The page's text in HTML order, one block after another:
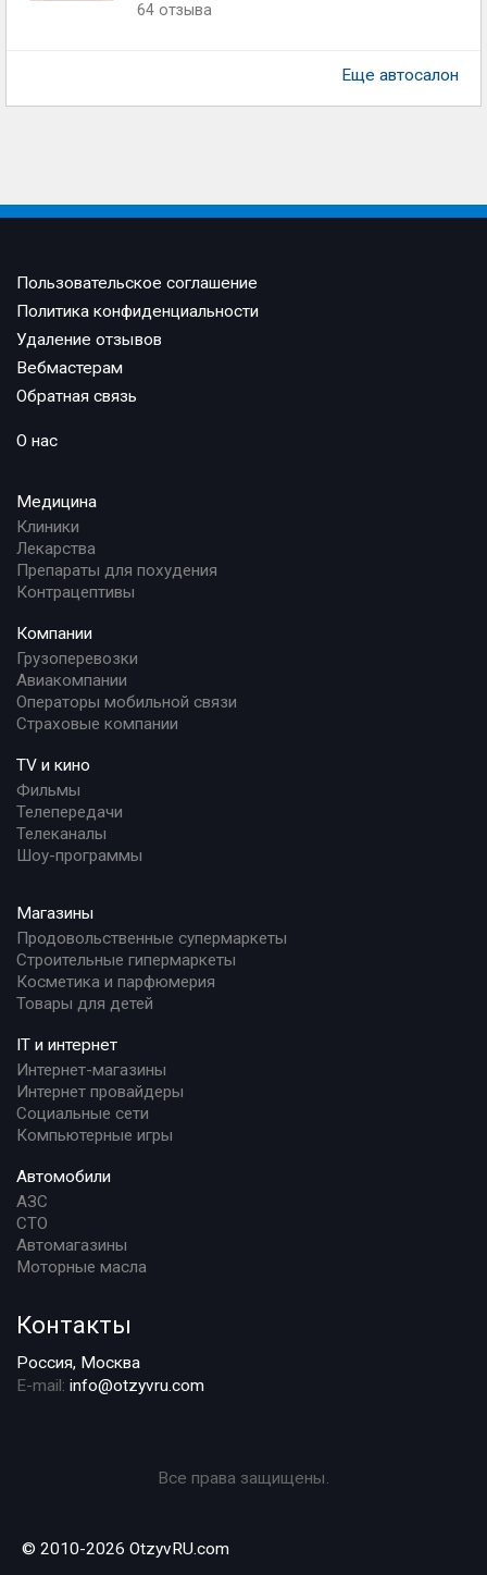
64 отзыва
Еще автосалон
Пользовательское соглашение
Политика конфиденциальности
Удаление отзывов
Вебмастерам
Обратная связь
О нас
Медицина
Клиники
Лекарства
Препараты для похудения
Контрацептивы
Компании
Грузоперевозки
Авиакомпании
Операторы мобильной связи
Страховые компании
TV и кино
Фильмы
Телепередачи
Телеканалы
Шоу-программы
Магазины
Продовольственные супермаркеты
Строительные гипермаркеты
Косметика и парфюмерия
Товары для детей
IT и интернет
Интернет-магазины
Интернет провайдеры
Социальные сети
Компьютерные игры
Автомобили
АЗС
СТО
Автомагазины
Моторные масла
Контакты
Россия, Москва
E-mail: info@otzyvru.com
Все права защищены.
© 2010-2026 OtzyvRU.com